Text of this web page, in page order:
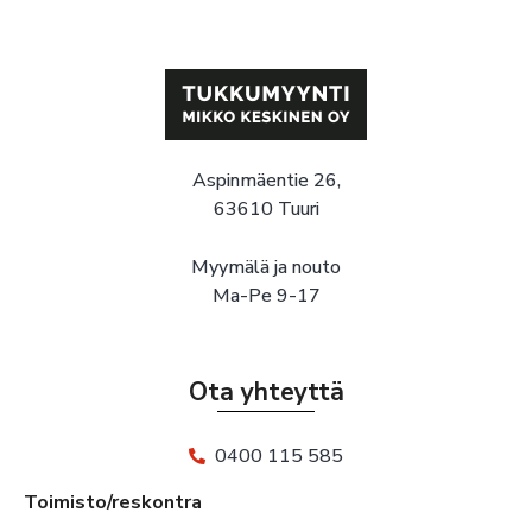
Aspinmäentie 26,
63610 Tuuri
Myymälä ja nouto
Ma-Pe 9-17
Ota yhteyttä
0400 115 585
Toimisto/reskontra